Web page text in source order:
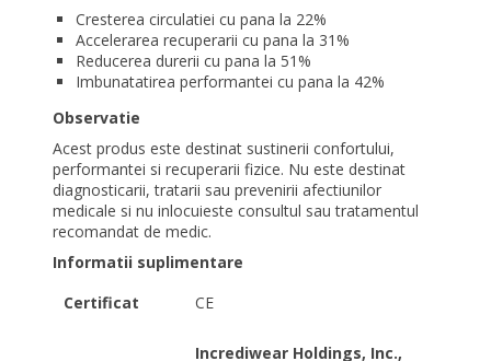
Cresterea circulatiei cu pana la 22%
Accelerarea recuperarii cu pana la 31%
Reducerea durerii cu pana la 51%
Imbunatatirea performantei cu pana la 42%
Observatie
Acest produs este destinat sustinerii confortului,
performantei si recuperarii fizice. Nu este destinat
diagnosticarii, tratarii sau prevenirii afectiunilor
medicale si nu inlocuieste consultul sau tratamentul
recomandat de medic.
Informatii suplimentare
Certificat
CE
Incrediwear Holdings, Inc.,